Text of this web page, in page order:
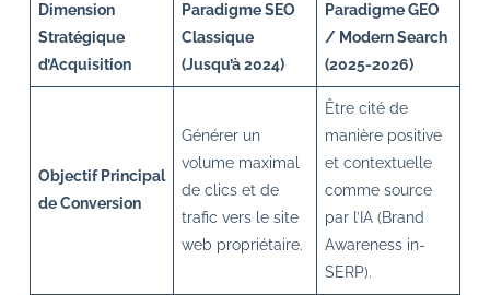
Dimension
Stratégique
d’Acquisition
Paradigme SEO
Classique
(Jusqu’à 2024)
Paradigme GEO
/ Modern Search
(2025-2026)
Objectif Principal
de Conversion
Générer un
volume maximal
de clics et de
trafic vers le site
web propriétaire.
Être cité de
manière positive
et contextuelle
comme source
par l’IA (Brand
Awareness in-
SERP).